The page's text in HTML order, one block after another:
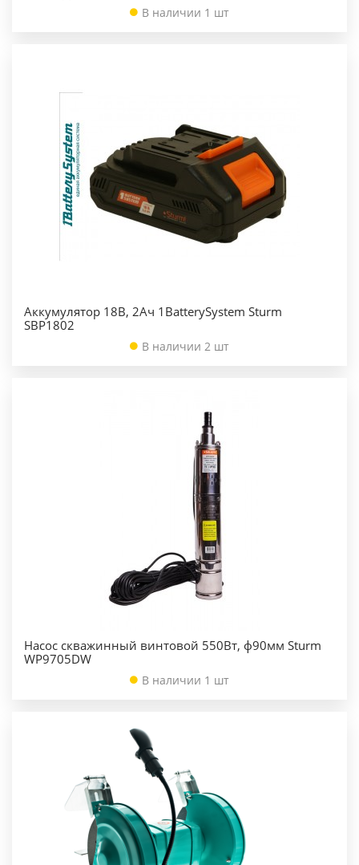
В наличии 1 шт
Аккумулятор 18В, 2Ач 1BatterySystem Sturm
SBP1802
В наличии 2 шт
Насос скважинный винтовой 550Вт, ф90мм Sturm
WP9705DW
В наличии 1 шт